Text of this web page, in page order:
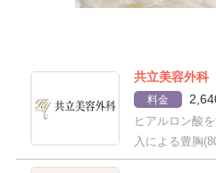
共立美容外科
料金
ヒアルロン酸
入による豊胸